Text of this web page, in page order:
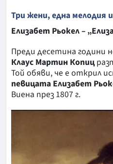
Три жени, една мелодия
Елизабет Рьокел –
Преди десетина години
Клаус Мартин Копиц
Той обяви, че е открил
певицата Елизабет
Виена през 1807 г.